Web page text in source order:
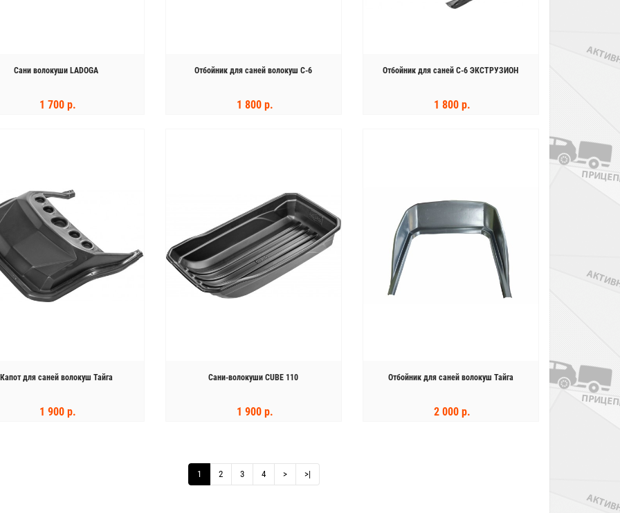
Сани волокуши LADOGA
1 700 р.
Отбойник для саней волокуш С-6
1 800 р.
Отбойник для саней С-6 ЭКСТРУЗИОН
1 800 р.
Капот для саней волокуш Тайга
1 900 р.
Сани-волокуши CUBE 110
1 900 р.
Отбойник для саней волокуш Тайга
2 000 р.
1 2 3 4 > >|